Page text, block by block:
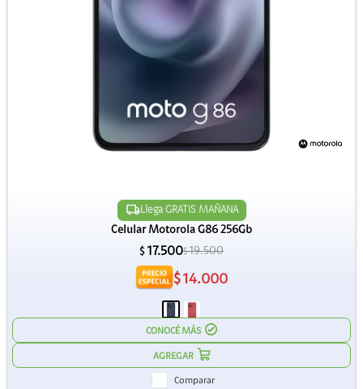
Llega GRATIS MAÑANA
Celular Motorola G86 256Gb
$ 17.500$19.500
$14.000
CONOCÉ MÁS
Comparar